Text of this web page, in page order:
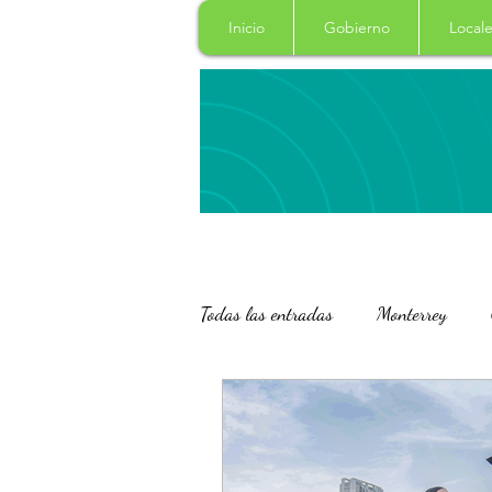
Inicio Gobierno
Todas las entradas Monterrey
San Pedro Garza Garcia